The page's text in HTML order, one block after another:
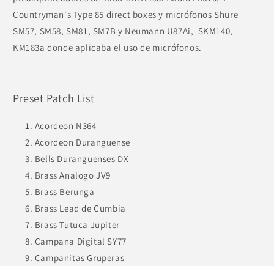
Countryman's Type 85 direct boxes y micrófonos Shure
SM57, SM58, SM81, SM7B y Neumann U87Ai, SKM140,
KM183a donde aplicaba el uso de micrófonos.
Preset Patch List
Acordeon N364
Acordeon Duranguense
Bells Duranguenses DX
Brass Analogo JV9
Brass Berunga
Brass Lead de Cumbia
Brass Tutuca Jupiter
Campana Digital SY77
Campanitas Gruperas